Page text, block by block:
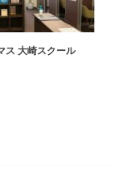
ス 大崎スクール